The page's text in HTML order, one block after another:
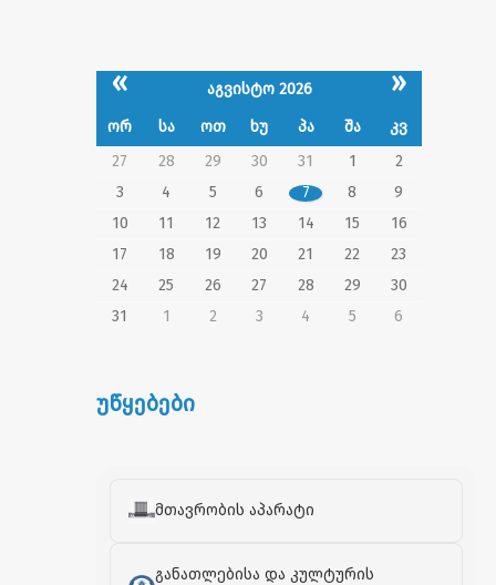
« აგვისტო 2026 »
ორ სა ოთ ხუ პა შა
კვ
27
28 29 30 31 1
2
3
4 5 6 7 8
9
10
11 12 13 14 15
16
17
18 19 20 21 22
23
24
25 26 27 28 29
30
31
1 2 3 4 5 6
უწყებები
მთავრობის აპარატი
განათლებისა და კულტურის